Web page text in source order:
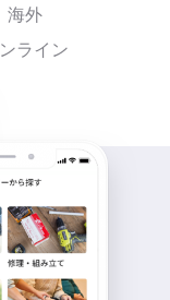
海外
ライン